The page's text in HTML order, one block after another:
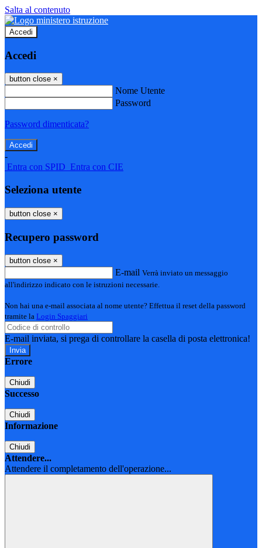
Salta al contenuto
Accedi
Accedi
button close ×
Nome Utente
Password
Password dimenticata?
-
Entra con SPID Entra con CIE
Seleziona utente
button close ×
Recupero password
button close ×
E-mail Verrà inviato un messaggio
all'indirizzo indicato con le istruzioni necessarie.
Non hai una e-mail associata al nome utente? Effettua il reset della password
tramite la Login Spaggiari
E-mail inviata, si prega di controllare la casella di posta elettronica!
Errore
Chiudi
Successo
Chiudi
Informazione
Chiudi
Attendere...
Attendere il completamento dell'operazione...